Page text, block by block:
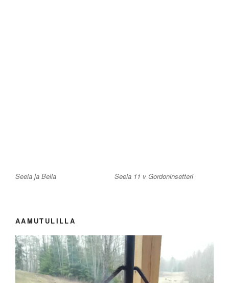
Seela ja Bella Seela 11 v Gordoninsetteri
AAMUTULILLA
Videotoistin